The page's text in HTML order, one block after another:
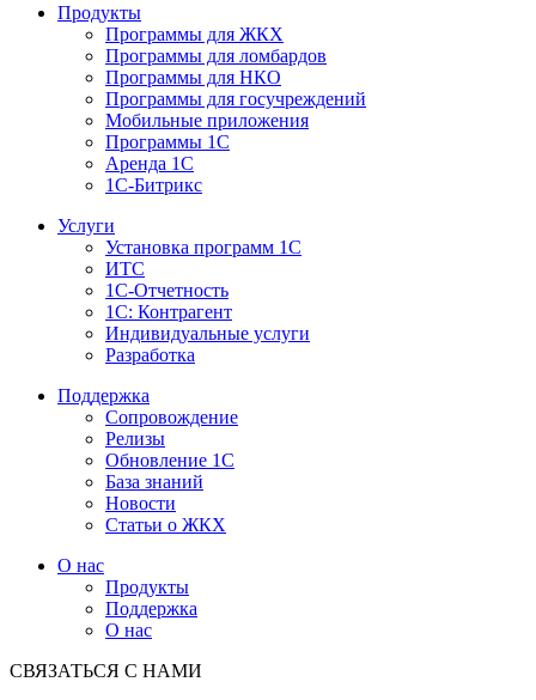
Продукты
Программы для ЖКХ
Программы для ломбардов
Программы для НКО
Программы для госучреждений
Мобильные приложения
Программы 1С
Аренда 1С
1С-Битрикс
Услуги
Установка программ 1С
ИТС
1С-Отчетность
1С: Контрагент
Индивидуальные услуги
Разработка
Поддержка
Сопровождение
Релизы
Обновление 1С
База знаний
Новости
Статьи о ЖКХ
О нас
Продукты
Поддержка
О нас
СВЯЗАТЬСЯ С НАМИ